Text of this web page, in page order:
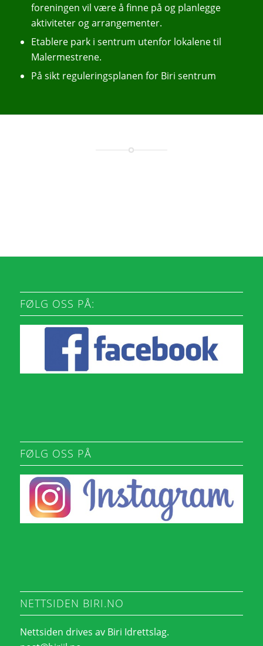
foreningen vil være å finne på og planlegge
aktiviteter og arrangementer.
Etablere park i sentrum utenfor lokalene til
Malermestrene.
På sikt reguleringsplanen for Biri sentrum
FØLG OSS PÅ:
FØLG OSS PÅ
NETTSIDEN BIRI.NO
Nettsiden drives av Biri Idrettslag.